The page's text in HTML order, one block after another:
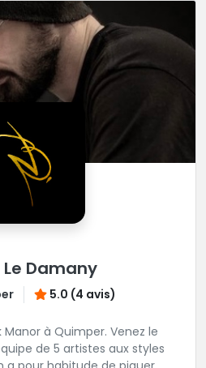
Le Damany
5.0 (4 avis)
à Quimper. Venez le
de 5 artistes aux styles